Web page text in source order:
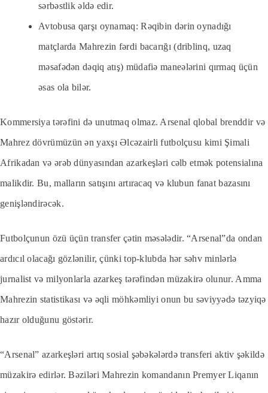
sərbəstlik əldə edir.
Avtobusa qarşı oynamaq: Rəqibin dərin oynadığı
matçlarda Mahrezin fərdi bacarığı (driblinq, uzaq
məsafədən dəqiq atış) müdafiə maneələrini qırmaq üçün
əsas ola bilər.
Kommersiya tərəfini də unutmaq olmaz. Arsenal qlobal brenddir və
Mahrez dövrümüzün ən yaxşı Əlcəzairli futbolçusu kimi Şimali
Afrikadan və ərəb dünyasından azarkeşləri cəlb etmək potensialına
malikdir. Bu, malların satışını artıracaq və klubun fanat bazasını
genişləndirəcək.
Futbolçunun özü üçün transfer çətin məsələdir. “Arsenal”da ondan
ardıcıl olacağı gözlənilir, çünki top-klubda hər səhv minlərlə
jurnalist və milyonlarla azarkeş tərəfindən müzakirə olunur. Amma
Mahrezin statistikası və əqli möhkəmliyi onun bu səviyyədə təzyiqə
hazır olduğunu göstərir.
“Arsenal” azarkeşləri artıq sosial şəbəkələrdə transferi aktiv şəkildə
müzakirə edirlər. Bəziləri Mahrezin komandanın Premyer Liqanın